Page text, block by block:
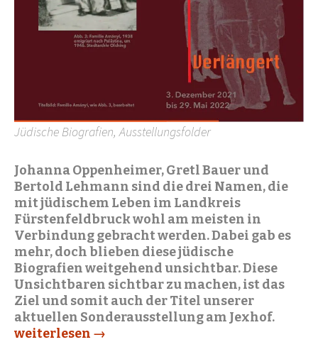
Jüdische Biografien, Ausstellungsfolder
Johanna Oppenheimer, Gretl Bauer und
Bertold Lehmann sind die drei Namen, die
mit jüdischem Leben im Landkreis
Fürstenfeldbruck wohl am meisten in
Verbindung gebracht werden. Dabei gab es
mehr, doch blieben diese jüdische
Biografien weitgehend unsichtbar. Diese
Unsichtbaren sichtbar zu machen, ist das
Ziel und somit auch der Titel unserer
aktuellen Sonderausstellung am Jexhof.
Jüdische Biografien in der Region Bruck
weiterlesen →